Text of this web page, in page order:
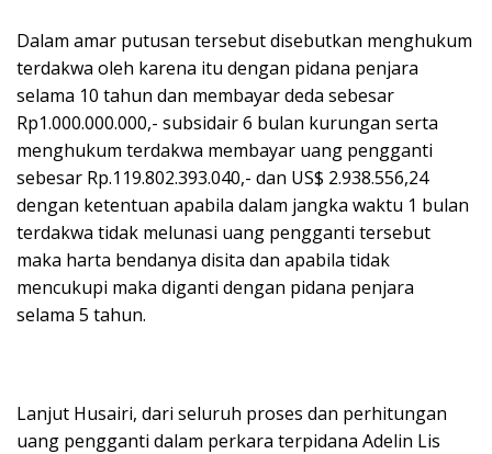
Dalam amar putusan tersebut disebutkan menghukum
terdakwa oleh karena itu dengan pidana penjara
selama 10 tahun dan membayar deda sebesar
Rp1.000.000.000,- subsidair 6 bulan kurungan serta
menghukum terdakwa membayar uang pengganti
sebesar Rp.119.802.393.040,- dan US$ 2.938.556,24
dengan ketentuan apabila dalam jangka waktu 1 bulan
terdakwa tidak melunasi uang pengganti tersebut
maka harta bendanya disita dan apabila tidak
mencukupi maka diganti dengan pidana penjara
selama 5 tahun.
Lanjut Husairi, dari seluruh proses dan perhitungan
uang pengganti dalam perkara terpidana Adelin Lis